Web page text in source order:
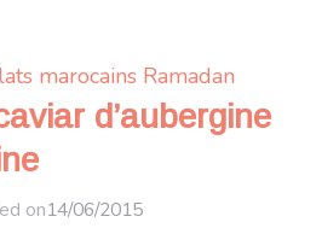
marocains Ramadan
d’aubergine
on14/06/2015